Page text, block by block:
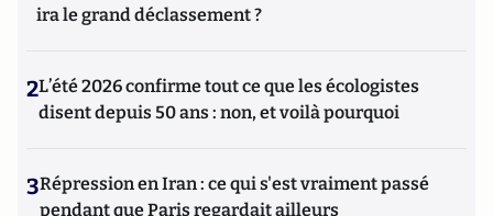
ira le grand déclassement ?
2L’été 2026 confirme tout ce que les écologistes
disent depuis 50 ans : non, et voilà pourquoi
3Répression en Iran : ce qui s'est vraiment passé
pendant que Paris regardait ailleurs